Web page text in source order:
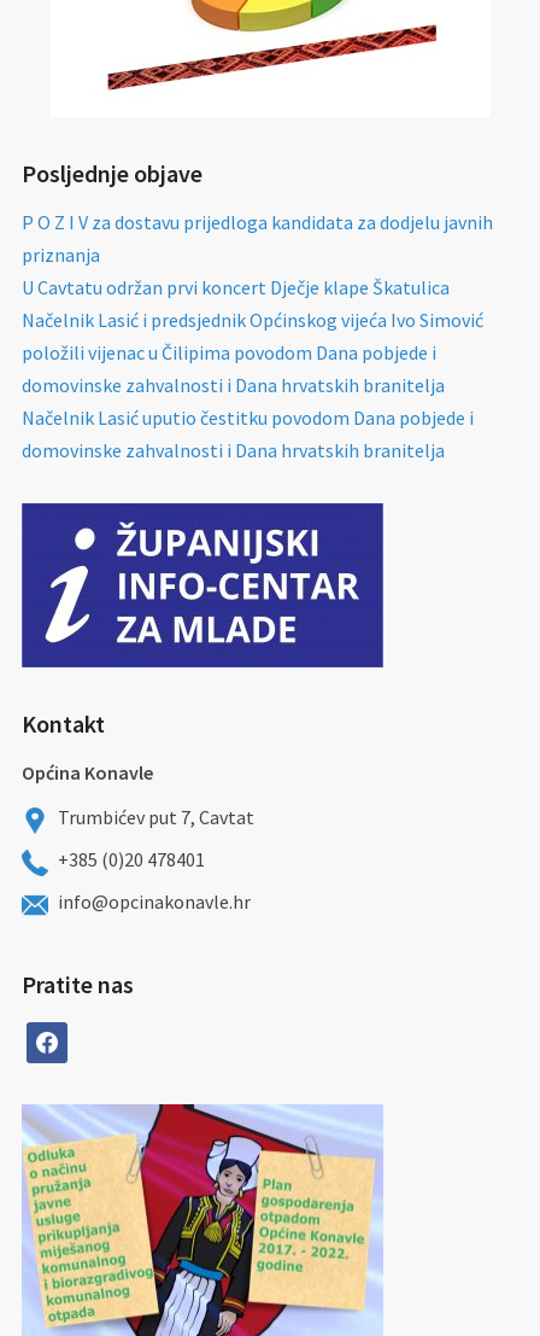
Posljednje objave
P O Z I V za dostavu prijedloga kandidata za dodjelu javnih
priznanja
U Cavtatu održan prvi koncert Dječje klape Škatulica
Načelnik Lasić i predsjednik Općinskog vijeća Ivo Simović
položili vijenac u Čilipima povodom Dana pobjede i
domovinske zahvalnosti i Dana hrvatskih branitelja
Načelnik Lasić uputio čestitku povodom Dana pobjede i
domovinske zahvalnosti i Dana hrvatskih branitelja
Kontakt
Općina Konavle
Trumbićev put 7, Cavtat
+385 (0)20 478401
info@opcinakonavle.hr
Pratite nas
facebook